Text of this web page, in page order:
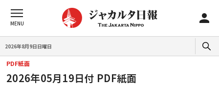
2026年8月9日日曜日
PDF紙面
2026年05月19日付 PDF紙面